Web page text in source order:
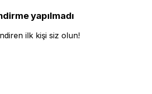
yapılmadı
ilk kişi siz olun!